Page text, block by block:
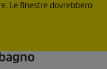
Le finestre dovrebbero